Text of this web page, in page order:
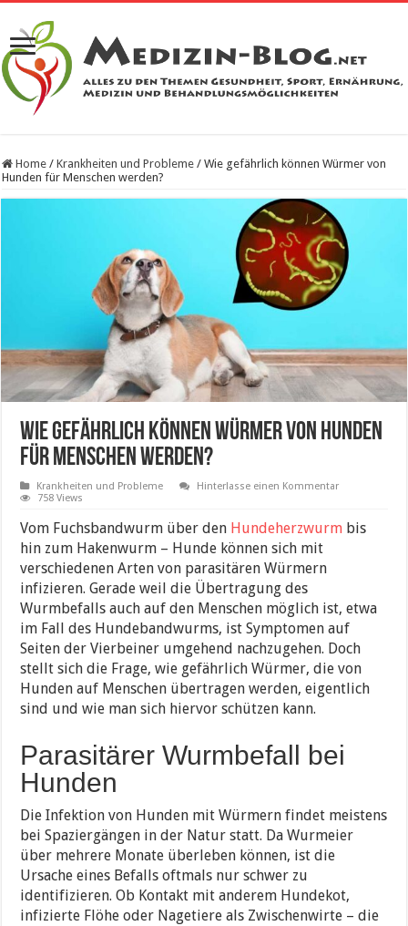
Home / Krankheiten und Probleme / Wie gefährlich können Würmer von
Hunden für Menschen werden?
Wie gefährlich können Würmer von Hunden
für Menschen werden?
Krankheiten und Probleme
Hinterlasse einen Kommentar
758 Views
Vom Fuchsbandwurm über den Hundeherzwurm bis
hin zum Hakenwurm – Hunde können sich mit
verschiedenen Arten von parasitären Würmern
infizieren. Gerade weil die Übertragung des
Wurmbefalls auch auf den Menschen möglich ist, etwa
im Fall des Hundebandwurms, ist Symptomen auf
Seiten der Vierbeiner umgehend nachzugehen. Doch
stellt sich die Frage, wie gefährlich Würmer, die von
Hunden auf Menschen übertragen werden, eigentlich
sind und wie man sich hiervor schützen kann.
Parasitärer Wurmbefall bei
Hunden
Die Infektion von Hunden mit Würmern findet meistens
bei Spaziergängen in der Natur statt. Da Wurmeier
über mehrere Monate überleben können, ist die
Ursache eines Befalls oftmals nur schwer zu
identifizieren. Ob Kontakt mit anderem Hundekot,
infizierte Flöhe oder Nagetiere als Zwischenwirte – die